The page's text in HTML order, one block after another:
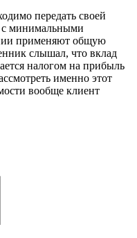
передать своей
с минимальными
применяют общую
слышал, что вклад
налогом на прибыль
именно этот
вообще клиент